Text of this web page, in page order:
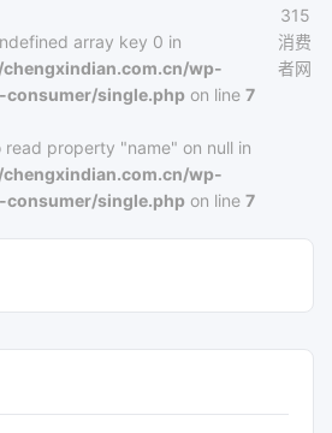
array key 0 in
wp-
consumer/single.php on line7
property "name" on null in
wp-
consumer/single.php on line7
315
消费
者网